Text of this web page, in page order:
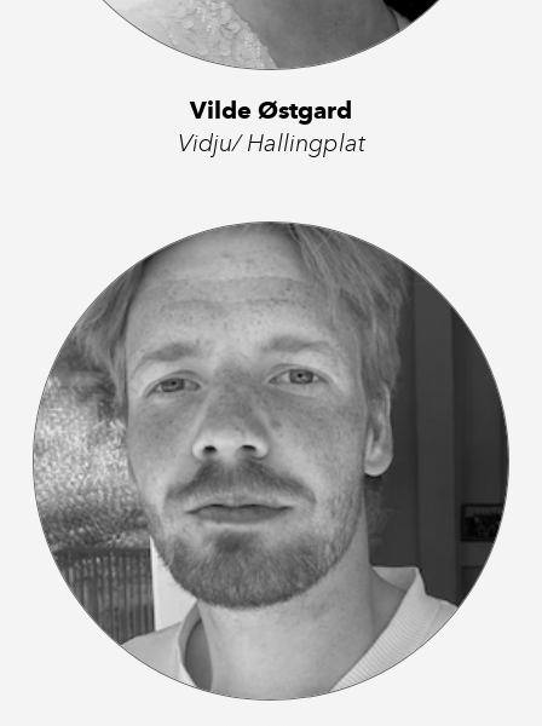
Vilde Østgard
Vidju/ Hallingplat